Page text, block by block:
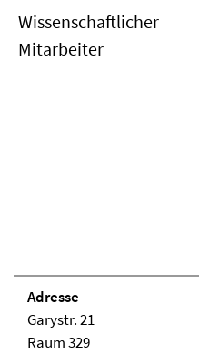
Wissenschaftlicher
Mitarbeiter
Adresse
Garystr. 21
Raum 329